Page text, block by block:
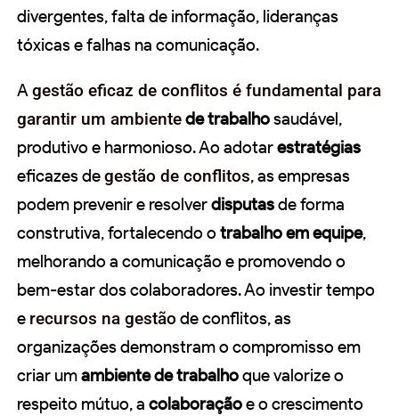
divergentes, falta de informação, lideranças
tóxicas e falhas na comunicação.
Agestão eficaz de conflitos é fundamental para
garantir um ambientede trabalhosaudável,
produtivo e harmonioso. Ao adotarestratégias
eficazes degestão de conflitos, as empresas
podem prevenir e resolverdisputasde forma
construtiva, fortalecendo o trabalho em equipe,
melhorando a comunicação e promovendo o
bem-estar dos colaboradores. Ao investir tempo
e recursos na gestão de conflitos, as
organizações demonstram o compromisso em
criar umambiente de trabalhoque valorize o
respeito mútuo, a colaboraçãoe o crescimento